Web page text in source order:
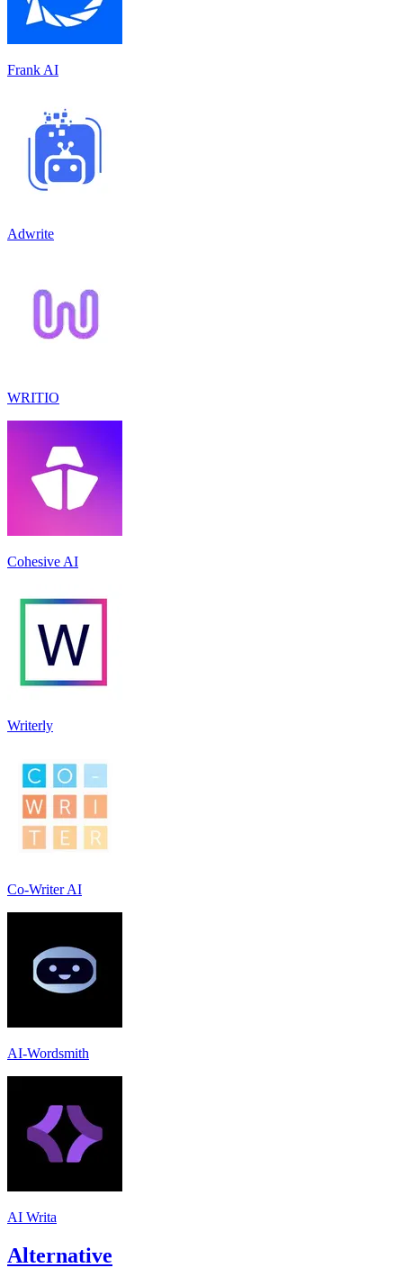
Frank AI
Adwrite
WRITIO
Cohesive AI
Writerly
Co-Writer AI
AI-Wordsmith
AI Writa
Alternative